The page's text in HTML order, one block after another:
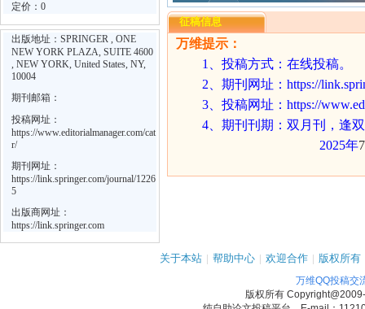
定价：0
出版地址：SPRINGER , ONE
NEW YORK PLAZA, SUITE 4600
, NEW YORK, United States, NY,
10004
期刊邮箱：
投稿网址：
https://www.editorialmanager.com/cat
r/
期刊网址：
https://link.springer.com/journal/1226
5
出版商网址：
https://link.springer.com
征稿信息
万维提示：
1
、投稿方式：在线投稿。
2 、期刊网址： https://
3 、投稿网址： https://
4 、期刊刊期：双月刊，逢
2025年7
关于本站 | 帮助中心 | 欢迎合作 | 版权所有
万维QQ投稿交
版权所有